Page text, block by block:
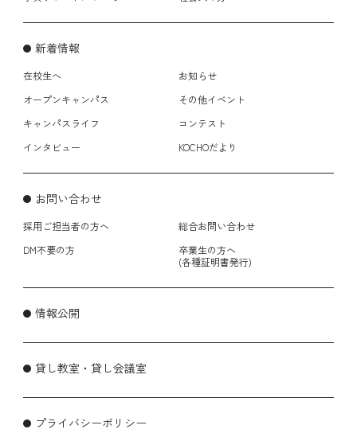
新着情報
在校生へ
お知らせ
オープンキャンパス
その他イベント
キャンパスライフ
コンテスト
インタビュー
KOCHOだより
お問い合わせ
採用ご担当者の方へ
総合お問い合わせ
DM不要の方
卒業生の方へ
(各種証明書発行)
情報公開
貸し教室・貸し会議室
プライバシーポリシー